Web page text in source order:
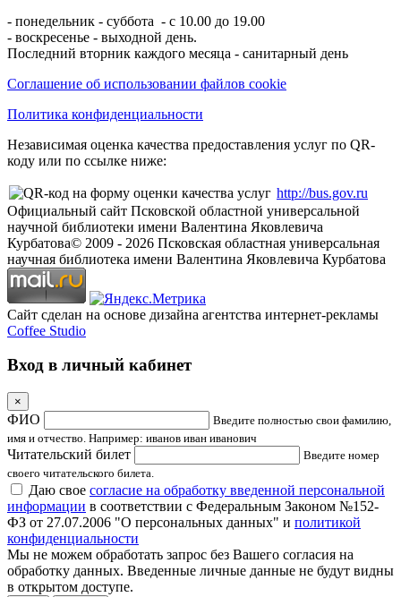
- понедельник - суббота - с 10.00 до 19.00
- воскресенье - выходной день.
Последний вторник каждого месяца - санитарный день
Соглашение об использовании файлов cookie
Политика конфиденциальности
Независимая оценка качества предоставления услуг по QR-
коду или по ссылке ниже:
http://bus.gov.ru
Официальный сайт Псковской областной универсальной
научной библиотеки имени Валентина Яковлевича
Курбатова© 2009 - 2026 Псковская областная универсальная
научная библиотека имени Валентина Яковлевича Курбатова
Сайт сделан на основе дизайна агентства интернет-рекламы
Coffee Studio
Вход в личный кабинет
×
ФИО
Введите полностью свои фамилию,
имя и отчество. Например: иванов иван иванович
Читательский билет
Введите номер
своего читательского билета.
Даю свое согласие на обработку введенной персональной
информации в соответствии с Федеральным Законом №152-
ФЗ от 27.07.2006 "О персональных данных" и политикой
конфиденциальности
Мы не можем обработать запрос без Вашего согласия на
обработку данных. Введенные личные данные не будут видны
в открытом доступе.